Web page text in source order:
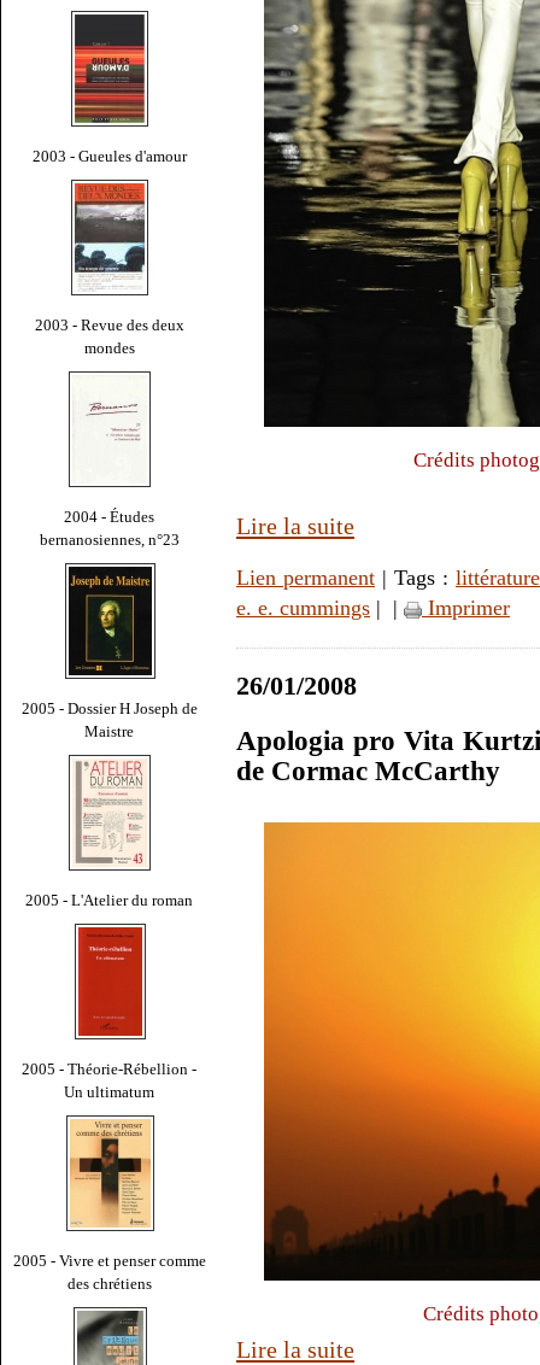
2003 - Gueules d'amour
2003 - Revue des deux
mondes
2004 - Études
bernanosiennes, n°23
2005 - Dossier H Joseph de
Maistre
2005 - L'Atelier du roman
2005 - Théorie-Rébellion -
Un ultimatum
2005 - Vivre et penser comme
des chrétiens
Crédits
Lire la suite
Lien permanent | Tags : littérature
e. e. cummings | | Imprimer
26/01/2008
Apologia pro Vita
de Cormac McCarthy
Crédits
Lire la suite